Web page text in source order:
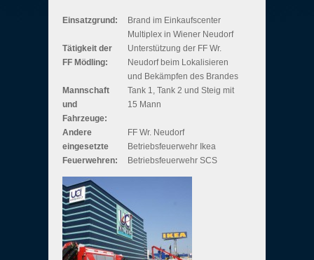
Einsatzgrund:
Brand im Einkaufscenter
Multiplex in Wiener Neudorf
Tätigkeit der
FF Mödling:
Unterstützung der FF Wr.
Neudorf beim Lokalisieren
und Bekämpfen des Brandes
Mannschaft
und
Fahrzeuge:
Tank 1, Tank 2 und Steig mit
15 Mann
Andere
eingesetzte
Feuerwehren:
FF Wr. Neudorf
Betriebsfeuerwehr Ikea
Betriebsfeuerwehr SCS